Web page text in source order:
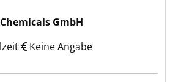
GmbH
Keine Angabe